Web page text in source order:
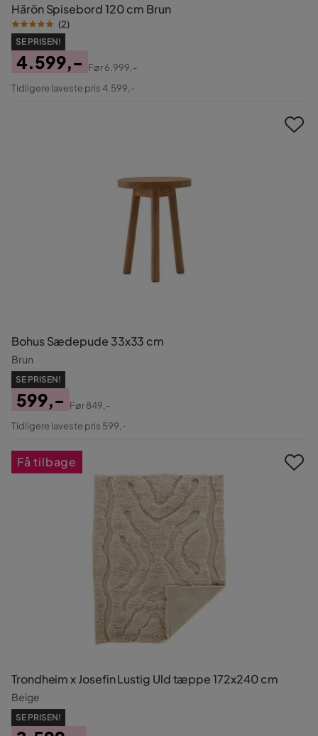
Härön Spisebord 120 cm Brun
(2)
SE PRISEN!
Pris
4.599,-
Original
Før6.999,-
Tidligere laveste pris 4.599,-
Bohus Sædepude 33x33 cm
Brun
SE PRISEN!
Pris
599,-
Original
Før849,-
Tidligere laveste pris 599,-
Trondheim x Josefin Lustig Uld tæppe 172x240 cm
Beige
SE PRISEN!
Få tilbage